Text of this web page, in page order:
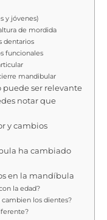
y jóvenes)
de mordida
dentarios
funcionales
mandibular
ser relevante
notar que
y cambios
ha cambiado
en la mandíbula
la edad?
los dientes?